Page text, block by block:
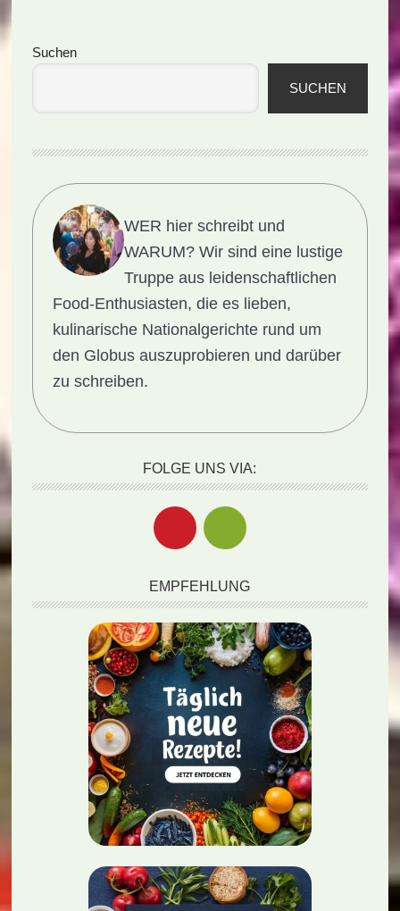
Seitenspalte
Suchen
SUCHEN
WER hier schreibt und
WARUM? Wir sind eine lustige
Truppe aus leidenschaftlichen
Food-Enthusiasten, die es lieben,
kulinarische Nationalgerichte rund um
den Globus auszuprobieren und darüber
zu schreiben.
FOLGE UNS VIA:
EMPFEHLUNG